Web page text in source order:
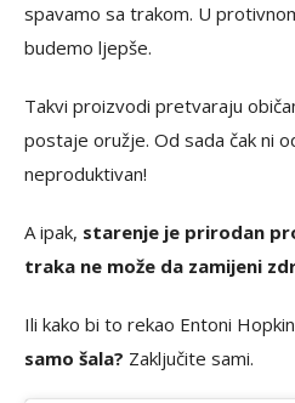
spavamo sa trakom. U
budemo ljepše.
Takvi proizvodi pretvaraju
postaje oružje. Od sada čak ni
neproduktivan!
A ipak, starenje je prirodan
traka ne može da zamijeni
Ili kako bi to rekao Entoni
samo šala? Zaključite sami.